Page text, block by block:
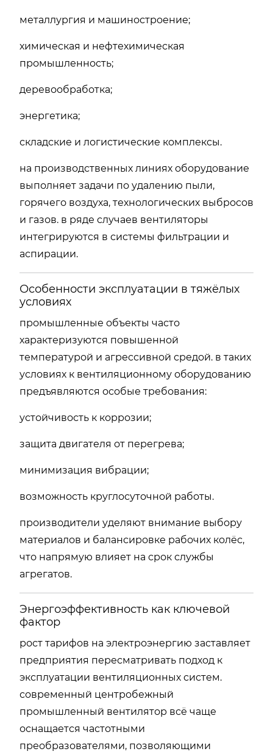
металлургия и машиностроение;
химическая и нефтехимическая
промышленность;
деревообработка;
энергетика;
складские и логистические комплексы.
на производственных линиях оборудование
выполняет задачи по удалению пыли,
горячего воздуха, технологических выбросов
и газов. в ряде случаев вентиляторы
интегрируются в системы фильтрации и
аспирации.
Особенности эксплуатации в тяжёлых
условиях
промышленные объекты часто
характеризуются повышенной
температурой и агрессивной средой. в таких
условиях к вентиляционному оборудованию
предъявляются особые требования:
устойчивость к коррозии;
защита двигателя от перегрева;
минимизация вибрации;
возможность круглосуточной работы.
производители уделяют внимание выбору
материалов и балансировке рабочих колёс,
что напрямую влияет на срок службы
агрегатов.
Энергоэффективность как ключевой
фактор
рост тарифов на электроэнергию заставляет
предприятия пересматривать подход к
эксплуатации вентиляционных систем.
современный центробежный
промышленный вентилятор всё чаще
оснащается частотными
преобразователями, позволяющими